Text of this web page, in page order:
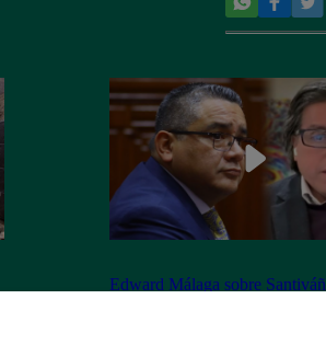
Edward Málaga sobre